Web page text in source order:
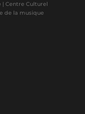
| Centre Culturel
de la musique